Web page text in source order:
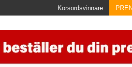
Korsordsvinnare